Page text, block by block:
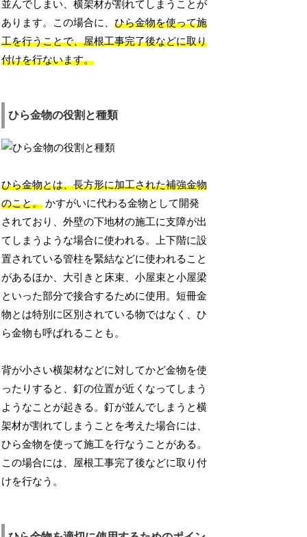
並んでしまい、横架材が割れてしまうことが
あります。この場合に、ひら金物を使って施
工を行うことで、屋根工事完了後などに取り
付けを行ないます。
ひら金物の役割と種類
ひら金物とは、長方形に加工された補強金物
のこと。 かすがいに代わる金物として開発
されており、外壁の下地材の施工に支障が出
てしまうような場合に使われる。上下階に設
置されている管柱を緊結などに使われること
があるほか、大引きと床束、小屋束と小屋梁
といった部分で接合するために使用。短冊金
物とは特別に区別されている物ではなく、ひ
ら金物も呼ばれることも。
背が小さい横架材などに対してかど金物を使
ったりすると、釘の位置が近くなってしまう
ようなことが起きる。釘が並んでしまうと横
架材が割れてしまうことを考えた場合には、
ひら金物を使って施工を行なうことがある。
この場合には、屋根工事完了後などに取り付
けを行なう。